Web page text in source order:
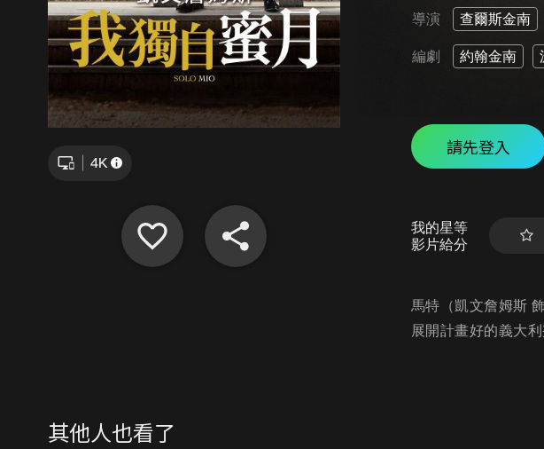
導演 查爾斯金南
編劇 約翰金南
請先登入
我的星等
影片給分
馬特（凱文詹姆斯
展開計畫好的義大利
其他人也看了